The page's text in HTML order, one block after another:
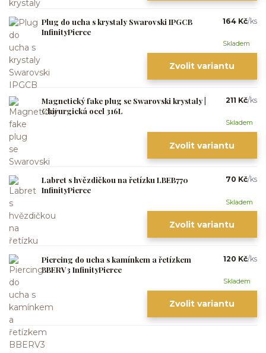
Plug do ucha s krystaly Swarovski IPGCB
InfinityPierce
164 Kč/ks
Skladem
Zvolit variantu
Magnetický fake plug se Swarovski krystaly |
Chirurgická ocel 316L
211 Kč/ks
Skladem
Zvolit variantu
Labret s hvězdičkou na řetízku LBEB770
InfinityPierce
70 Kč/ks
Skladem
Zvolit variantu
Piercing do ucha s kamínkem a řetízkem
BBERV3 InfinityPierce
120 Kč/ks
Skladem
Zvolit variantu